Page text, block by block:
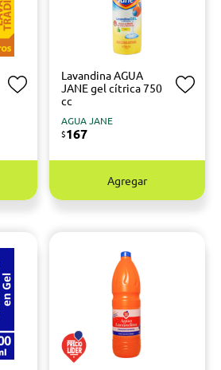
Lavandina AGUA
JANE gel cítrica 750
cc
AGUA JANE
$167
Agregar